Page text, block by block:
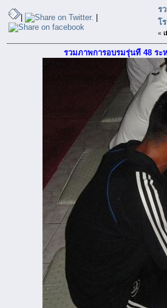
| |
ร
โ
«
รวมภาพการอบรมรุ่นที่ 48 ระ